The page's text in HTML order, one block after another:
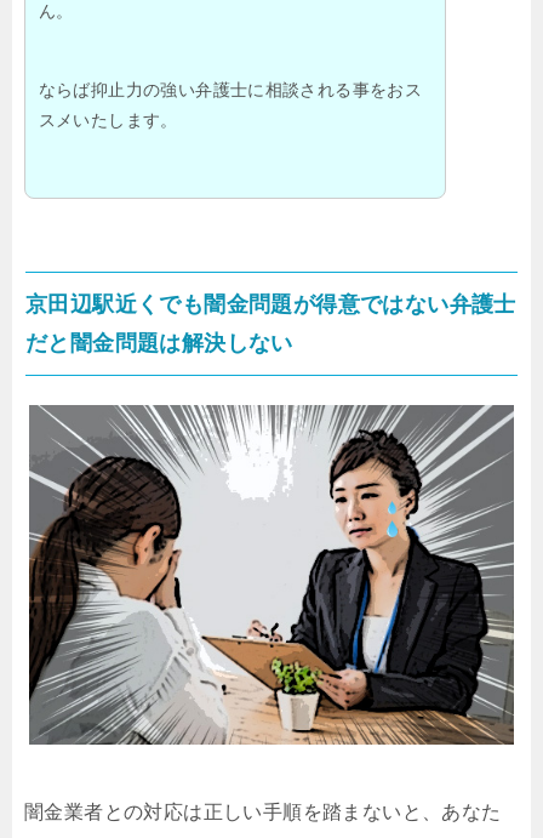
ん。
ならば抑止力の強い弁護士に相談される事をおス
スメいたします。
京田辺駅近くでも闇金問題が得意ではない弁護士
だと闇金問題は解決しない
闇金業者との対応は正しい手順を踏まないと、あなた